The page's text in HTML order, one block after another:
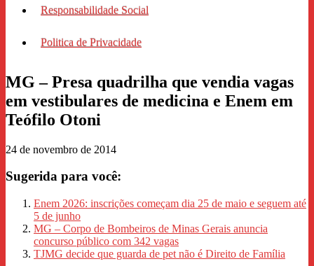
Responsabilidade Social
Politica de Privacidade
MG – Presa quadrilha que vendia vagas
em vestibulares de medicina e Enem em
Teófilo Otoni
24 de novembro de 2014
Sugerida para você:
Enem 2026: inscrições começam dia 25 de maio e seguem até
5 de junho
MG – Corpo de Bombeiros de Minas Gerais anuncia
concurso público com 342 vagas
TJMG decide que guarda de pet não é Direito de Família